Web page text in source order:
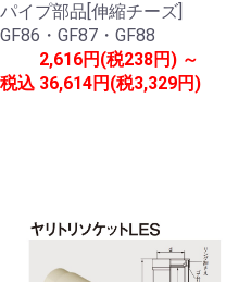
パイプ部品[伸縮チーズ]
GF86・GF87・GF88
税込
2,616円(税238円) ～
36,614円(税3,329円)